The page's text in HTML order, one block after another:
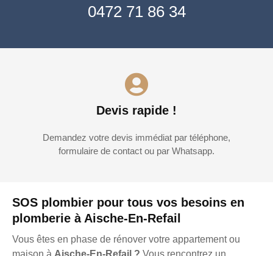
SOS plombier pour tous vos besoins en
plomberie à Aische-En-Refail
Vous êtes en phase de rénover votre appartement ou
0472 71 86 34
Devis rapide !
Demandez votre devis immédiat par téléphone,
formulaire de contact ou par Whatsapp.